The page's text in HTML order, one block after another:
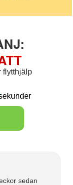
flytthjälp
sedan